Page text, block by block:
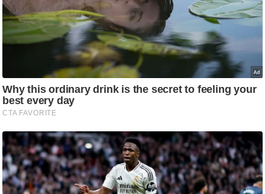
न
शि
प
नी
ति
श्ले
ष
ण
स